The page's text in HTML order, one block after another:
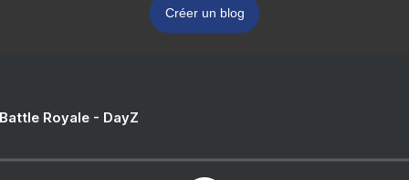
Créer un blog
Royale - DayZ